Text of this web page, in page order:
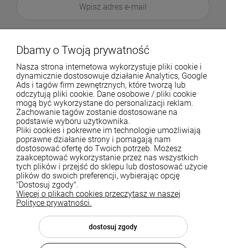
Pomoc
Moje konto
Płatności i dostawa
Informacje
Dbamy o Twoją prywatność
Nasza strona internetowa wykorzystuje pliki cookie i
dynamicznie dostosowuje działanie Analytics, Google
Ads i tagów firm zewnętrznych, które tworzą lub
odczytują pliki cookie. Dane osobowe / pliki cookie
mogą być wykorzystane do personalizacji reklam.
Zachowanie tagów zostanie dostosowane na
podstawie wyboru użytkownika.
Pliki cookies i pokrewne im technologie umożliwiają
poprawne działanie strony i pomagają nam
dostosować ofertę do Twoich potrzeb. Możesz
zaakceptować wykorzystanie przez nas wszystkich
tych plików i przejść do sklepu lub dostosować użycie
plików do swoich preferencji, wybierając opcję
"Dostosuj zgody".
Więcej o plikach cookies przeczytasz w naszej
Polityce prywatności.
dostosuj zgody